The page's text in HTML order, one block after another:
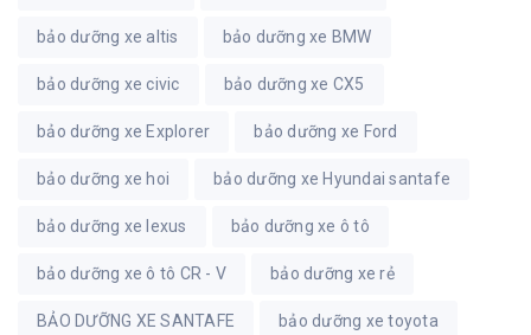
bảo dưỡng xe altis bảo dưỡng xe BMW
bảo dưỡng xe civic bảo dưỡng xe CX5
bảo dưỡng xe Explorer bảo dưỡng xe Ford
bảo dưỡng xe hoi bảo dưỡng xe Hyundai santafe
bảo dưỡng xe lexus bảo dưỡng xe ô tô
bảo dưỡng xe ô tô CR - V bảo dưỡng xe rẻ
BẢO DƯỠNG XE SANTAFE bảo dưỡng xe toyota